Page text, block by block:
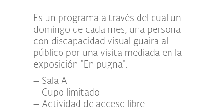
Es un programa a través del cual un
domingo de cada mes, una persona
con discapacidad visual guaira al
público por una visita mediada en la
exposición "En pugna".
– Sala A
– Cupo limitado
– Actividad de acceso libre